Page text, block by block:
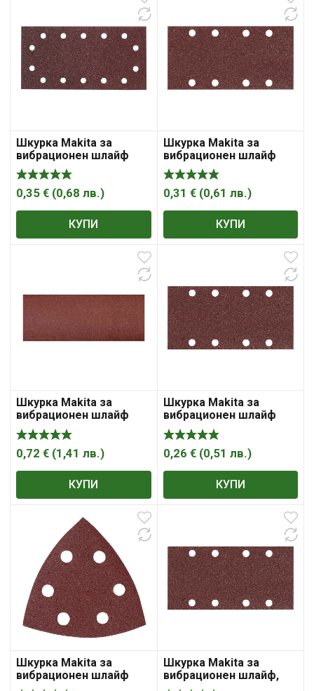
Шкурка Makita за
вибрационен шлайф
0,35 € (0,68 лв.)
КУПИ
Шкурка Makita за
вибрационен шлайф
0,31 € (0,61 лв.)
КУПИ
Шкурка Makita за
вибрационен шлайф
0,72 € (1,41 лв.)
КУПИ
Шкурка Makita за
вибрационен шлайф
185×93 мм, P180
0,26 € (0,51 лв.)
КУПИ
Шкурка Makita за
вибрационен шлайф
94x94x94 мм, P80
Шкурка Makita за
вибрационен шлайф,
228×93 мм, P60